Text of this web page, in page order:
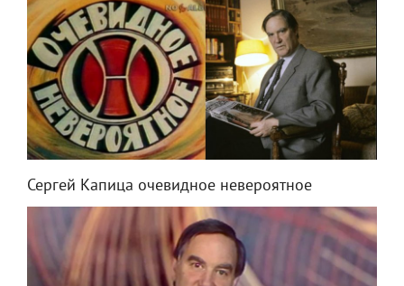
Сергей Капица очевидное невероятное